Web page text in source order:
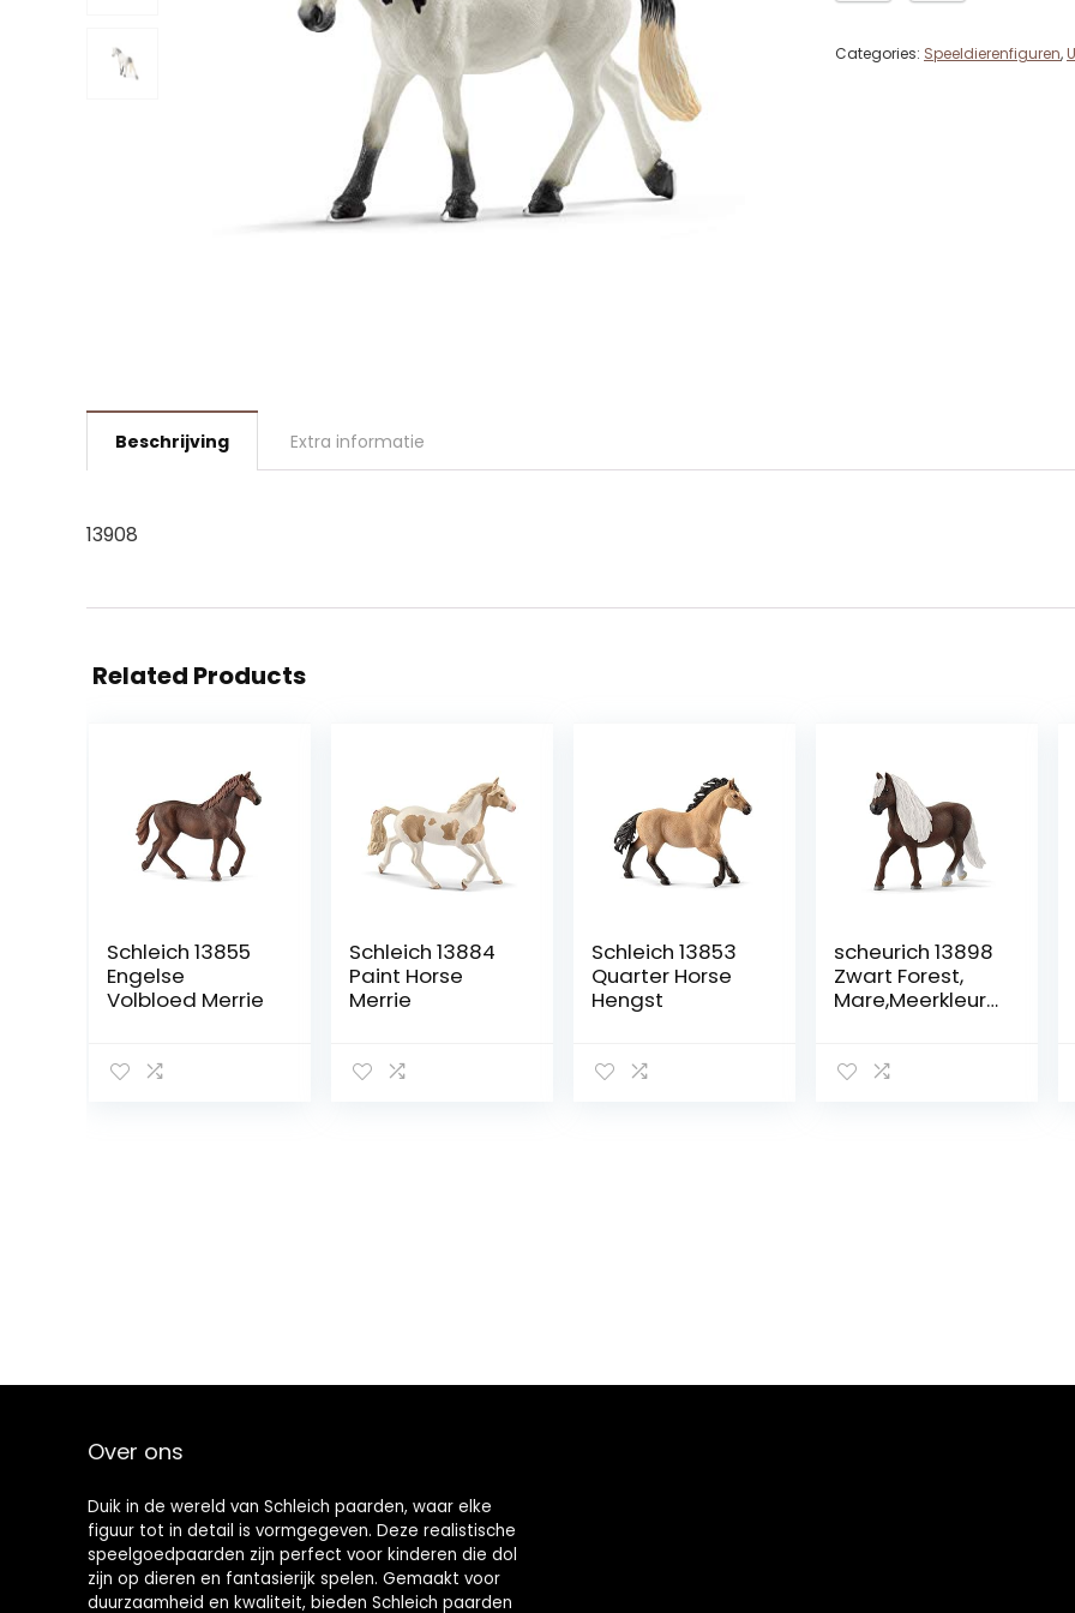
Categories: Speeldierenfiguren,
Beschrijving Extra informatie
13908
Related Products
Schleich 13855
Engelse
Volbloed Merrie
Schleich 13884
Paint Horse
Merrie
Schleich 13853
Quarter Horse
Hengst
scheurich 13898
Zwart Forest,
Mare,Meerkleuri
Over ons
Duik in de wereld van Schleich paarden, waar elke
figuur tot in detail is vormgegeven. Deze realistische
speelgoedpaarden zijn perfect voor kinderen die dol
zijn op dieren en fantasierijk spelen. Gemaakt voor
duurzaamheid en kwaliteit, bieden Schleich paarden